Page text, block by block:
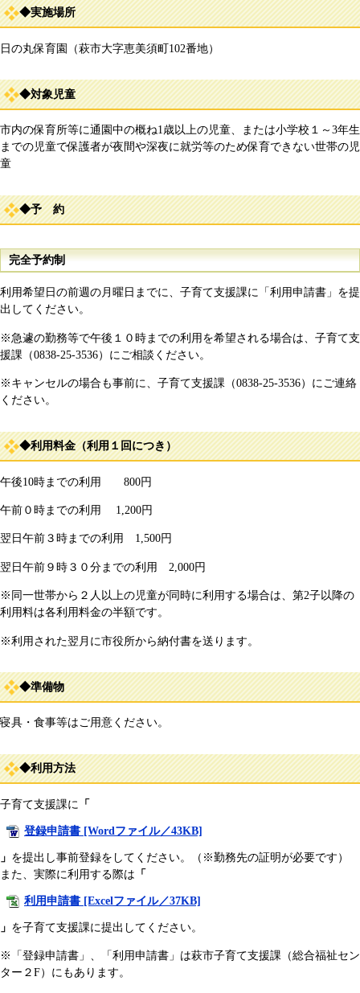
◆実施場所
日の丸保育園（萩市大字恵美須町102番地）
◆対象児童
市内の保育所等に通園中の概ね1歳以上の児童、または小学校１～3年生
までの児童で保護者が夜間や深夜に就労等のため保育できない世帯の児
童
◆予 約
完全予約制
利用希望日の前週の月曜日までに、子育て支援課に「利用申請書」を提
出してください。
※急遽の勤務等で午後１０時までの利用を希望される場合は、子育て支
援課（0838-25-3536）にご相談ください。
※キャンセルの場合も事前に、子育て支援課（0838-25-3536）にご連絡
ください。
◆利用料金（利用１回につき）
午後10時までの利用 800円
午前０時までの利用 1,200円
翌日午前３時までの利用 1,500円
翌日午前９時３０分までの利用 2,000円
※同一世帯から２人以上の児童が同時に利用する場合は、第2子以降の
利用料は各利用料金の半額です。
※利用された翌月に市役所から納付書を送ります。
◆準備物
寝具・食事等はご用意ください。
◆利用方法
子育て支援課に 「
登録申請書 [Wordファイル／43KB]
」 を提出し事前登録をしてください。（※勤務先の証明が必要です）
また、実際に利用する際は 「
利用申請書 [Excelファイル／37KB]
」 を子育て支援課に提出してください。
※「登録申請書」、「利用申請書」は萩市子育て支援課（総合福祉セン
ター２F）にもあります。